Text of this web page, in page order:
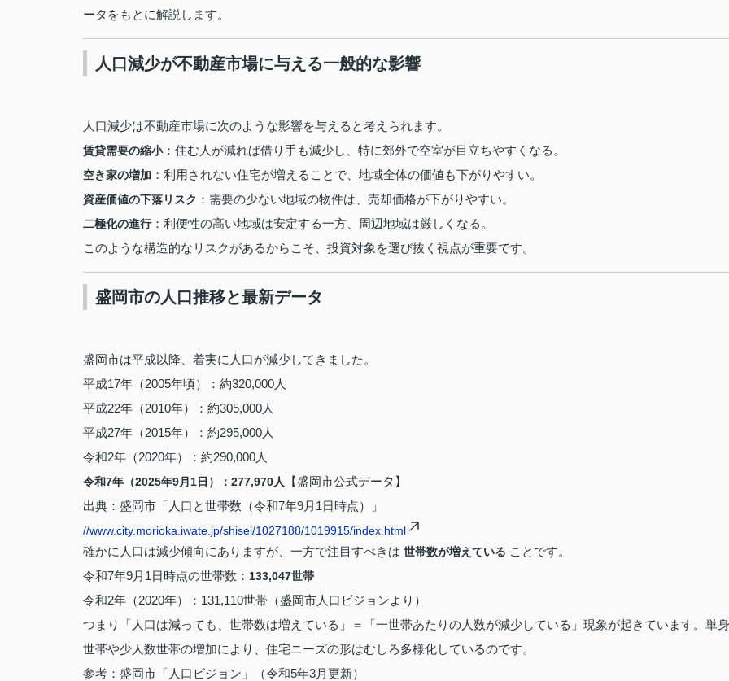
ータをもとに解説します。
人口減少が不動産市場に与える一般的な影響
人口減少は不動産市場に次のような影響を与えると考えられます。
賃貸需要の縮小：住む人が減れば借り手も減少し、特に郊外で空室が目立ちやすくなる。
空き家の増加 ：利用されない住宅が増えることで、地域全体の価値も下がりやすい。
資産価値の下落リスク ：需要の少ない地域の物件は、売却価格が下がりやすい。
二極化の進行：利便性の高い地域は安定する一方、周辺地域は厳しくなる。
このような構造的なリスクがあるからこそ、投資対象を選び抜く視点が重要です。
盛岡市の人口推移と最新データ
盛岡市は平成以降、着実に人口が減少してきました。
平成17年（2005年頃）：約320,000人
平成22年（2010年）：約305,000人
平成27年（2015年）：約295,000人
令和2年（2020年）：約290,000人
令和7年（2025年9月1日）：277,970人
【盛岡市公式データ】
出典：盛岡市「人口と世帯数（令和7年9月1日時点）」
//www.city.morioka.iwate.jp/shisei/1027188/1019915/index.html
確かに人口は減少傾向にありますが、一方で注目すべきは 世帯数が増えている ことです。
令和7年9月1日時点の世帯数： 133,047世帯
令和2年（2020年）：131,110世帯（盛岡市人口ビジョンより）
つまり「人口は減っても、世帯数は増えている」＝「一世帯あたりの人数が減少している」現象が起きています。単身
世帯や少人数世帯の増加により、住宅ニーズの形はむしろ多様化しているのです。
参考：盛岡市「人口ビジョン」（令和5年3月更新）